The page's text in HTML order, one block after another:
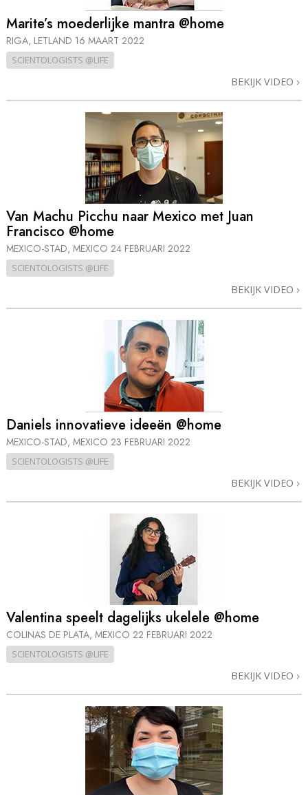
Marite’s moederlijke mantra @home
RIGA, LETLAND 16 MAART 2022
SCIENTOLOGISTS @LIFE
BEKIJK VIDEO
Van Machu Picchu naar Mexico met Juan
Francisco @home
MEXICO-STAD, MEXICO 24 FEBRUARI 2022
SCIENTOLOGISTS @LIFE
BEKIJK VIDEO
Daniels innovatieve ideeën @home
MEXICO-STAD, MEXICO 23 FEBRUARI 2022
SCIENTOLOGISTS @LIFE
BEKIJK VIDEO
Valentina speelt dagelijks ukelele @home
COLINAS DE PLATA, MEXICO 22 FEBRUARI 2022
SCIENTOLOGISTS @LIFE
BEKIJK VIDEO